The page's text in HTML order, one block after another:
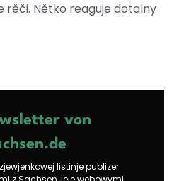
rěči. Nětko reaguje dotalny
von
listinje publizer